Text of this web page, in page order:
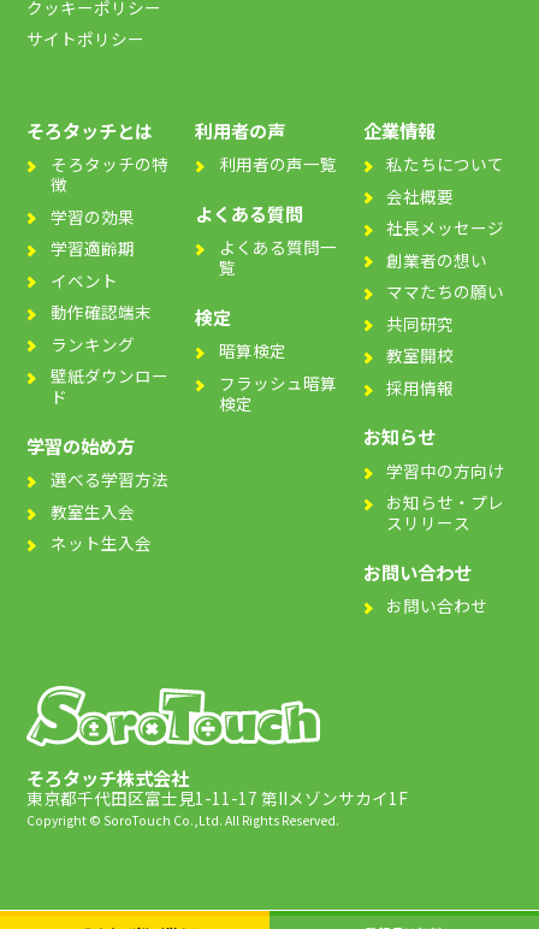
クッキーポリシー
サイトポリシー
そろタッチとは
そろタッチの特
徴
学習の効果
学習適齢期
イベント
動作確認端末
ランキング
壁紙ダウンロー
ド
学習の始め方
選べる学習方法
教室生入会
ネット生入会
利用者の声
利用者の声一覧
よくある質問
よくある質問一
覧
検定
暗算検定
フラッシュ暗算
検定
企業情報
私たちについて
会社概要
社長メッセージ
創業者の想い
ママたちの願い
共同研究
教室開校
採用情報
お知らせ
学習中の方向け
お知らせ・プレ
スリリース
お問い合わせ
お問い合わせ
そろタッチ株式会社
東京都千代田区富士見1-11-17 第IIメゾンサカイ1F
Copyright © SoroTouch Co.,Ltd. All Rights Reserved.